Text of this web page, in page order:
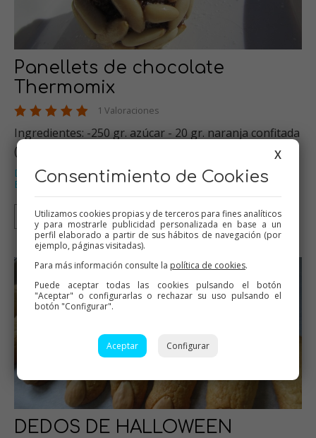
Panellets de chocolate
Thermomix
1 Valoraciones
Ingredientes: -250 gr. azúcar - 20 gr. naranja confitada
( en su d…
Dulces varios,Thermomix,Galletas y pastas,
Especial halloween ,Especial Navidad
Thermomix
DEDOS DE HALLOWEEN
X
Consentimiento de Cookies
Utilizamos cookies propias y de terceros para fines analíticos
y para mostrarle publicidad personalizada en base a un
perfil elaborado a partir de sus hábitos de navegación (por
ejemplo, páginas visitadas).
Para más información consulte la política de cookies.
Puede aceptar todas las cookies pulsando el botón
"Aceptar" o configurarlas o rechazar su uso pulsando el
botón "Configurar".
Aceptar Configurar